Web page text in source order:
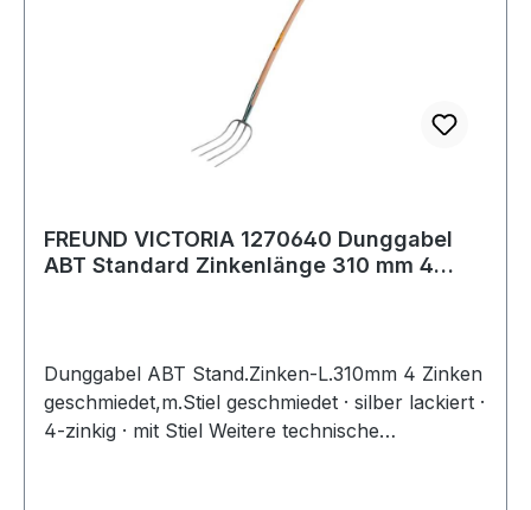
FREUND VICTORIA 1270640 Dunggabel
ABT Standard Zinkenlänge 310 mm 4
Dunggabel ABT Stand.Zinken-L.310mm 4 Zinken
geschmiedet,m.Stiel geschmiedet · silber lackiert ·
4-zinkig · mit Stiel Weitere technische